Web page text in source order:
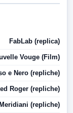
FabLab (replica)
Vouge (Film)
e Nero (repliche)
Roger (repliche)
(repliche)